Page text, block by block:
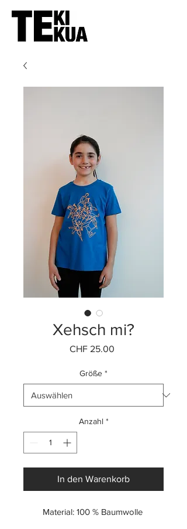
Xehsch mi?
CHF 25.00
Größe *
Anzahl *
In den Warenkorb
Material: 100 % Baumwolle